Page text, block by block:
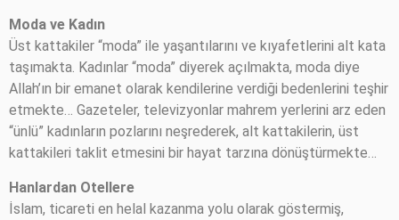
Moda ve Kadın
Üst kattakiler “moda” ile yaşantılarını ve kıyafetlerini alt kata
taşımakta. Kadınlar “moda” diyerek açılmakta, moda diye
Allah’ın bir emanet olarak kendilerine verdiği bedenlerini teşhir
etmekte… Gazeteler, televizyonlar mahrem yerlerini arz eden
“ünlü” kadınların pozlarını neşrederek, alt kattakilerin, üst
kattakileri taklit etmesini bir hayat tarzına dönüştürmekte…
Hanlardan Otellere
İslam, ticareti en helal kazanma yolu olarak göstermiş,